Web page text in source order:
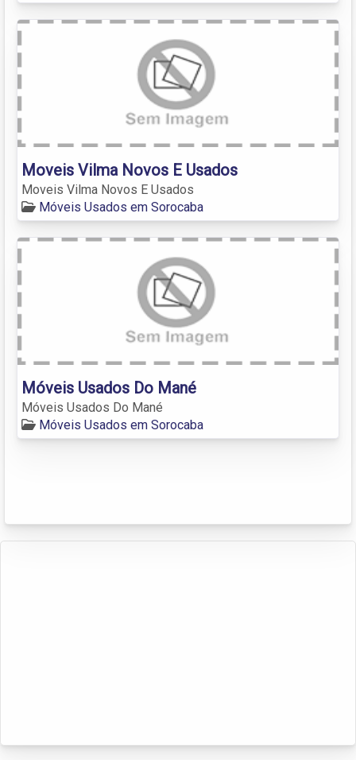
Moveis Vilma Novos E Usados
Moveis Vilma Novos E Usados
Móveis Usados em Sorocaba
Móveis Usados Do Mané
Móveis Usados Do Mané
Móveis Usados em Sorocaba